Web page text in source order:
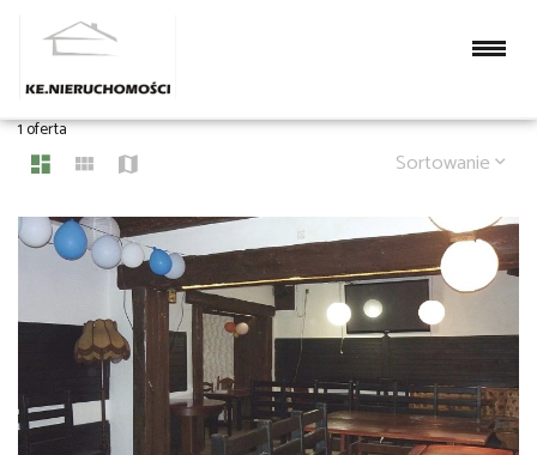
LOKALE NA WYNAJEM
1 oferta
Sortowanie